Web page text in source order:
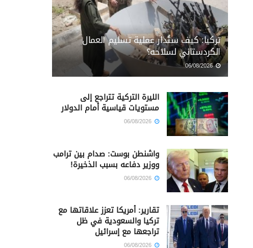
تركيا: كيف ستُدار عملية تسليم العمال
الكردستاني لسلاحه؟
06/08/2026
الليرة التركية تتراجع إلى
مستويات قياسية أمام الدولار
واشنطن بوست: صدام بين ترامب
ووزير دفاعه بسبب الذخيرة!
تقارير: أمريكا تعزز علاقاتها مع
تركيا والسعودية في ظل
تراجعها مع إسرائيل